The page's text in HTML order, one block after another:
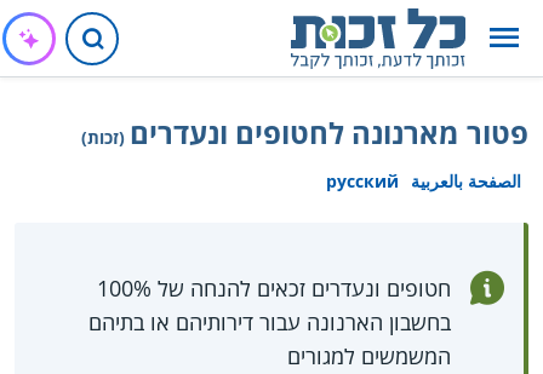
פטור מארנונה לחטופים ונעדרים (זכות)
الصفحة بالعربية
русский
חטופים ונעדרים זכאים להנחה של 100%
בחשבון הארנונה עבור דירותיהם או בתיהם
המשמשים למגורים